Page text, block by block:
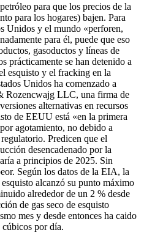
para que los precios de la
para los hogares) bajen. Para
Unidos y el mundo «perforen,
para él, puede que eso
gasoductos y líneas de
prácticamente se han detenido a
esquisto y el fracking en la
Unidos ha comenzado a
Rozencwajg LLC, una firma de
alternativas en recursos
de EEUU está «en la primera
agotamiento, no debido a
Predicen que el
desencadenado por la
a principios de 2025. Sin
Según los datos de la EIA, la
alcanzó su punto máximo
alrededor de un 2 % desde
de gas seco de esquisto
mes y desde entonces ha caido
por día.